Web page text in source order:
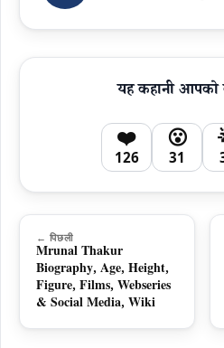
यह कहानी
❤️
126
😮
31
← पिछली
Mrunal Thakur
Biography, Age, Height,
Figure, Films, Webseries
& Social Media, Wiki